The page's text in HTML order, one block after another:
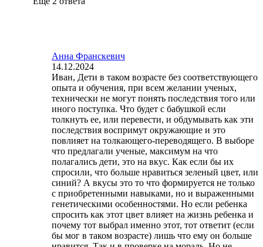
Анна Франскевич
14.12.2024
Иван, Дети в таком возрасте без соответствующего
опыта и обучения, при всем желании ученых,
технически не могут понять последствия того или
иного поступка. Что будет с бабушкой если
толкнуть ее, или перевести, и обдумывать как эти
последствия воспримут окружающие и это
повлияет на толкающего-переводящего. В выборе
что предлагали ученые, максимум на что
полагались дети, это на вкус. Как если бы их
спросили, что больше нравиться зеленый цвет, или
синий? А вкусы это то что формируется не только
с приобретенными навыками, но и выраженными
генетическими особенностями. Но если ребенка
спросить как этот цвет влияет на жизнь ребенка и
почему тот выбрал именно этот, тот ответит (если
бы мог в таком возрасте) лишь что ему он больше